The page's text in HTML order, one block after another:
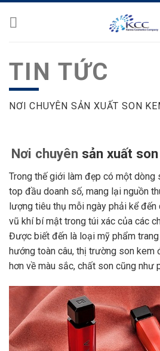
TIN TỨC
NƠI CHUYÊN SẢN XUẤT SON
Nơi chuyên sản xuất
Trong thế giới làm đẹp có một dòng
top đầu doanh số, mang lại nguồn
lượng tiêu thụ mỗi ngày phải kể
vũ khí bí mật trong túi xác của các
Được biết đến là loại mỹ phẩm
hướng toàn câu, thị trường son kem
hơn về màu sắc, chất son cũng như